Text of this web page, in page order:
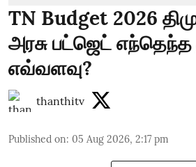
TN Budget 2026
அரசு பட்ஜெட் எந்தெந்த
எவ்வளவு?
thanthitv
Published on: 05 Aug 2026, 2:17 pm